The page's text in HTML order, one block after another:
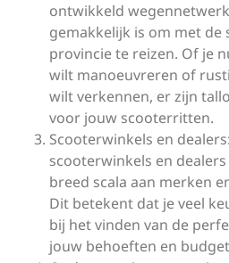
ontwikkeld
gemakkelijk is om met de
provincie te reizen. Of je
wilt manoeuvreren of
wilt verkennen, er zijn
voor jouw scooterritten.
Scooterwinkels en
scooterwinkels en
breed scala aan merken
Dit betekent dat je veel
bij het vinden van de
jouw behoeften en